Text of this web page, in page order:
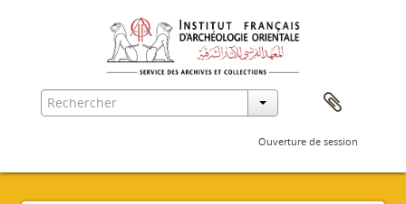
Ouverture de session